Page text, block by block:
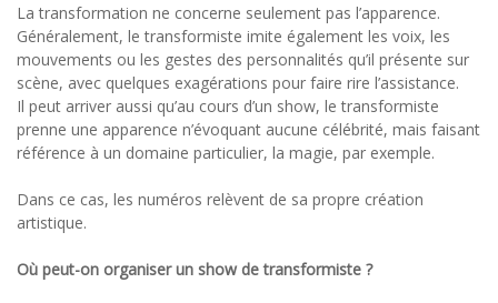
La transformation ne concerne seulement pas l’apparence.
Généralement, le transformiste imite également les voix, les
mouvements ou les gestes des personnalités qu’il présente sur
scène, avec quelques exagérations pour faire rire l’assistance.
Il peut arriver aussi qu’au cours d’un show, le transformiste
prenne une apparence n’évoquant aucune célébrité, mais faisant
référence à un domaine particulier, la magie, par exemple.
Dans ce cas, les numéros relèvent de sa propre création
artistique.
Où peut-on organiser un show de transformiste ?